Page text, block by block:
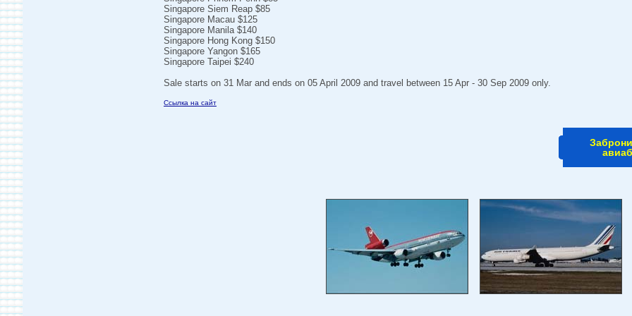
Singapore Siem Reap $85
Singapore Macau $125
Singapore Manila $140
Singapore Hong Kong $150
Singapore Yangon $165
Singapore Taipei $240
Sale starts on 31 Mar and ends on 05 April 2009 and travel between 15 Apr - 30 Sep 2009 only.
Ссылка на сайт